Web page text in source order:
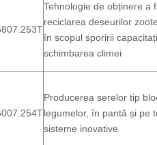
Tehnologie de obținere a
reciclarea deșeurilor
în scopul sporirii
schimbarea climei
Producerea serelor tip
legumelor, în pantă și pe
sisteme inovative